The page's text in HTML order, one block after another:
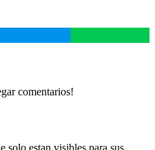
comentarios!
solo estan visibles para sus